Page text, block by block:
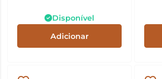
Disponível
Adicionar